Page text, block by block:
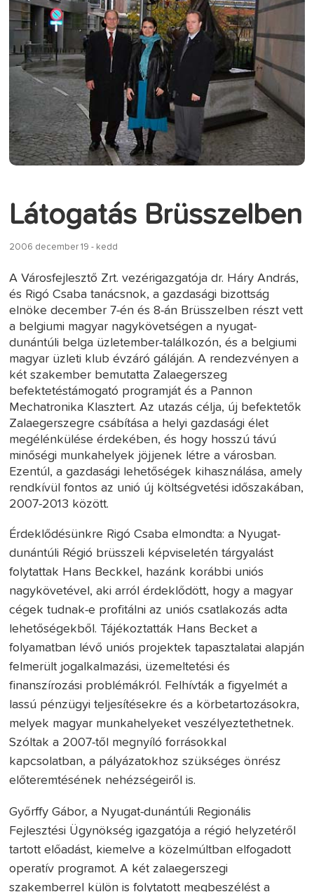
Látogatás Brüsszelben
2006 december 19 - kedd
A Városfejlesztő Zrt. vezérigazgatója dr. Háry András,
és Rigó Csaba tanácsnok, a gazdasági bizottság
elnöke december 7-én és 8-án Brüsszelben részt vett
a belgiumi magyar nagykövetségen a nyugat-
dunántúli belga üzletember-találkozón, és a belgiumi
magyar üzleti klub évzáró gáláján. A rendezvényen a
két szakember bemutatta Zalaegerszeg
befektetéstámogató programját és a Pannon
Mechatronika Klasztert. Az utazás célja, új befektetők
Zalaegerszegre csábítása a helyi gazdasági élet
megélénkülése érdekében, és hogy hosszú távú
minőségi munkahelyek jöjjenek létre a városban.
Ezentúl, a gazdasági lehetőségek kihasználása, amely
rendkívül fontos az unió új költségvetési időszakában,
2007-2013 között.
Érdeklődésünkre Rigó Csaba elmondta: a Nyugat-
dunántúli Régió brüsszeli képviseletén tárgyalást
folytattak Hans Beckkel, hazánk korábbi uniós
nagykövetével, aki arról érdeklődött, hogy a magyar
cégek tudnak-e profitálni az uniós csatlakozás adta
lehetőségekből. Tájékoztatták Hans Becket a
folyamatban lévő uniós projektek tapasztalatai alapján
felmerült jogalkalmazási, üzemeltetési és
finanszírozási problémákról. Felhívták a figyelmét a
lassú pénzügyi teljesítésekre és a körbetartozásokra,
melyek magyar munkahelyeket veszélyeztethetnek.
Szóltak a 2007-től megnyíló forrásokkal
kapcsolatban, a pályázatokhoz szükséges önrész
előteremtésének nehézségeiről is.
Győrffy Gábor, a Nyugat-dunántúli Regionális
Fejlesztési Ügynökség igazgatója a régió helyzetéről
tartott előadást, kiemelve a közelmúltban elfogadott
operatív programot. A két zalaegerszegi
szakemberrel külön is folytatott megbeszélést a